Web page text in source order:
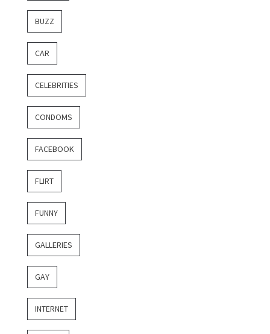
BUZZ
CAR
CELEBRITIES
CONDOMS
FACEBOOK
FLIRT
FUNNY
GALLERIES
GAY
INTERNET